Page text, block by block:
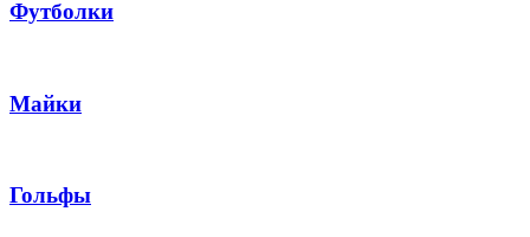
Футболки
Майки
Гольфы